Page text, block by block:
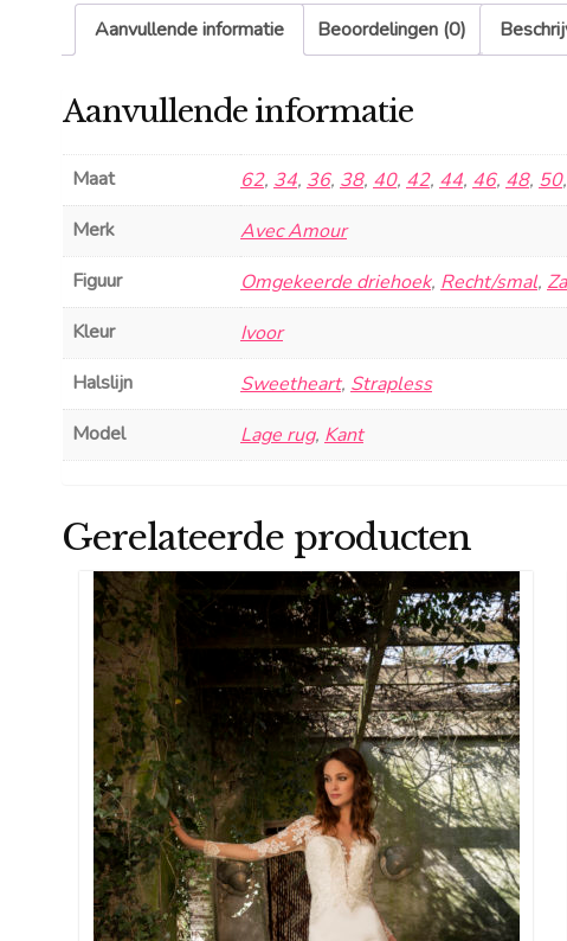
Aanvullende informatie Beoordelingen (0)
Aanvullende informatie
Maat 62, 34, 36, 38, 40, 42, 44, 46, 48, 50,
Merk
Avec Amour
Figuur
Omgekeerde driehoek, Recht/smal,
Kleur
Ivoor
Halslijn
Sweetheart, Strapless
Model
Lage rug, Kant
Gerelateerde producten